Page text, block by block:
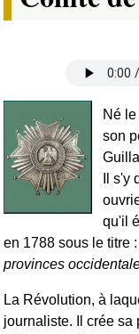
Né
son
Il
qu'il
en 1788 sous le titre :
provinces
La Révolution, à
journaliste. Il crée